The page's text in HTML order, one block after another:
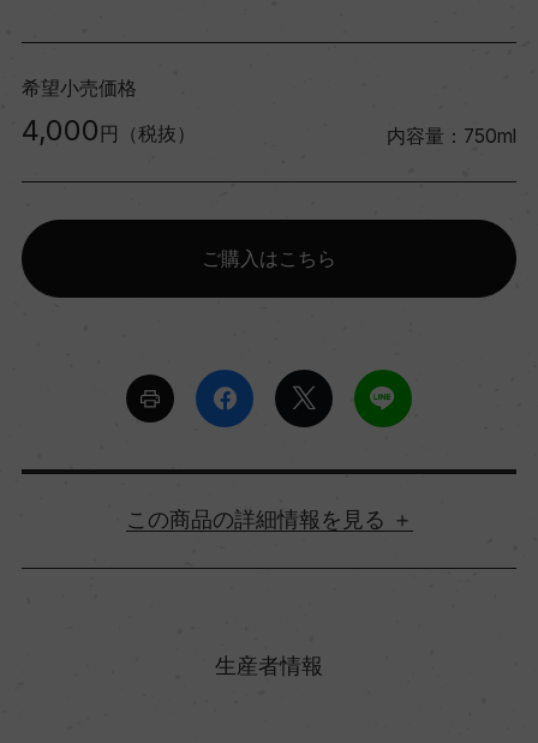
希望小売価格
4,000 円（税抜） 内容量：750ml
ご購入はこちら
詳細情報
生産者情報